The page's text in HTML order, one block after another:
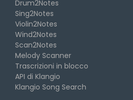
Drum2Notes
Sing2Notes
Violin2Notes
Wind2Notes
Scan2Notes
Melody Scanner
Trascrizioni in blocco
API di Klangio
Klangio Song Search